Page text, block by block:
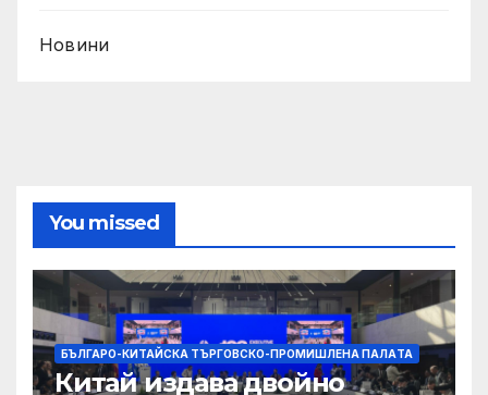
Новини
You missed
БЪЛГАРО-КИТАЙСКА ТЪРГОВСКО-ПРОМИШЛЕНА ПАЛAТА
Китай издава двойно